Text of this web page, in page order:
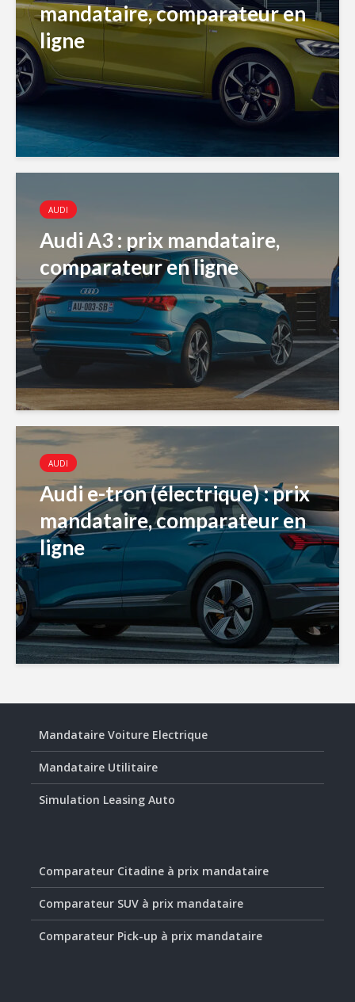
mandataire, comparateur en
ligne
AUDI
Audi A3 : prix mandataire,
comparateur en ligne
AUDI
Audi e-tron (électrique) : prix
mandataire, comparateur en
ligne
Mandataire Voiture Electrique
Mandataire Utilitaire
Simulation Leasing Auto
Comparateur Citadine à prix mandataire
Comparateur SUV à prix mandataire
Comparateur Pick-up à prix mandataire